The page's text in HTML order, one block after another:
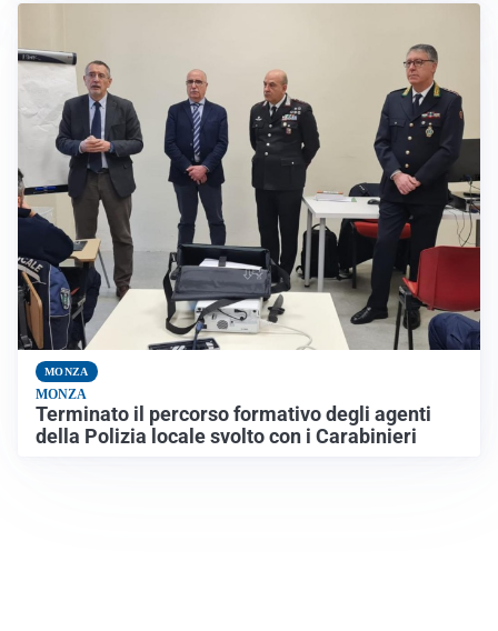
MONZA
MONZA
Terminato il percorso formativo degli agenti
della Polizia locale svolto con i Carabinieri